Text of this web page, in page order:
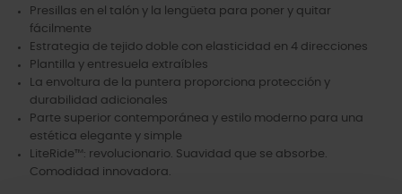
Presillas en el talón y la lengüeta para poner y quitar
fácilmente
Estrategia de tejido doble con elasticidad en 4 direcciones
Plantilla y entresuela extraíbles
La envoltura de la puntera proporciona protección y
durabilidad adicionales
Parte superior contemporánea y estilo moderno para una
estética elegante y simple
LiteRide™: revolucionario. Suavidad que se absorbe.
Comodidad innovadora.